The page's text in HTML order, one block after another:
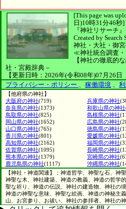
[This page was
日)10時31分46秒]
『神社リサーチ
Created by Search
神社・大社・御
≪神社統合調査・
【神社の徹底的
社・宮殿辞典－
【更新日時：2026年(令和08年)07月26日
プライバシー・ポリシー
稼働環境
【他府県の神社】
大阪府の神社(719) 兵庫県の神社
奈良県の神社(1373) 和歌山県の神社
鳥取県の神社(825) 島根県の神社
岡山県の神社(1652) 広島県の神社
山口県の神社(765) 徳島県の神社
香川県の神社(801) 愛媛県の神社
高知県の神社(2162) 福岡県の神社
佐賀県の神社(1095) 長崎県の神社
熊本県の神社(1379) 宮崎県の神社
鹿児島県の神社(1117) 沖縄県の神社
【神社・神道関連】：神道哲学、神聖な石、神
神聖な木、神社建築、神道の教義、神道の哲学
聖な祈り、神道の伝説、神社の建造物、神社の
神道の神聖な意味、神聖な絵画、神道の神秘主
山、お宮参り、お祓い、神社の参拝者、神社の